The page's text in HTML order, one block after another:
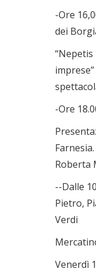
-Ore
dei
“Nepetis
-Ore
Roberta
--Dalle
Pietro,
Verdi
Venerdì